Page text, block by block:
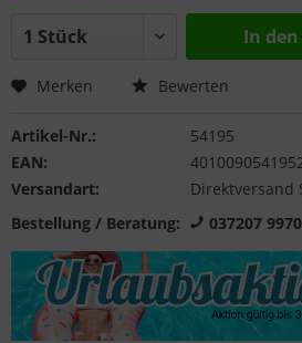
In den
Merken Bewerten
Artikel-Nr.:
54195
EAN:
Versandart:
Direktversand
Bestellung / Beratung:
037207